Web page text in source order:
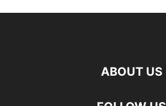
ABOUT US